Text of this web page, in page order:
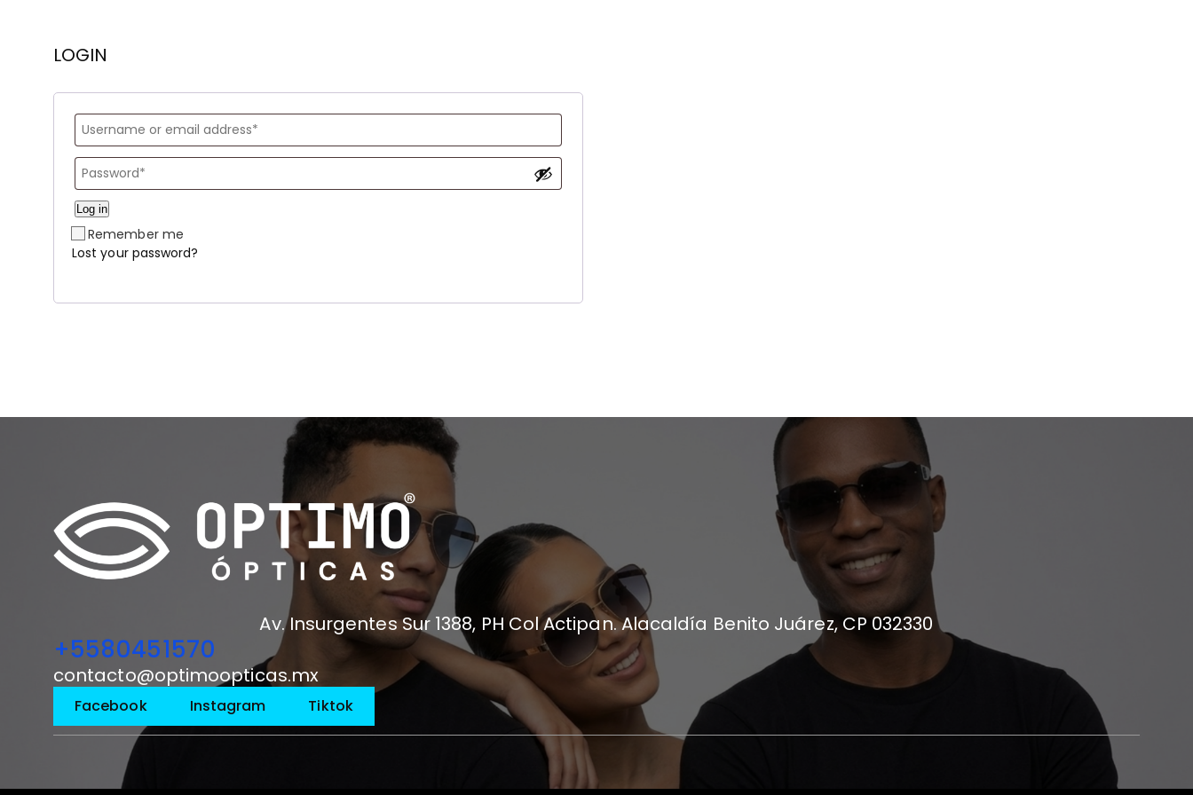
LOGIN
Log in
Remember me
Lost your password?
Av. Insurgentes Sur 1388, PH Col Actipan. Alacaldía Benito Juárez, CP 032330
+5580451570
contacto@optimoopticas.mx
Facebook Instagram Tiktok